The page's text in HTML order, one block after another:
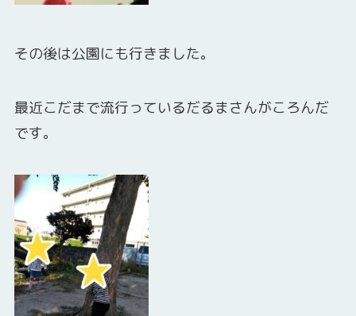
その後は公園にも行きました。
最近こだまで流行っているだるまさんがころんだ
です。